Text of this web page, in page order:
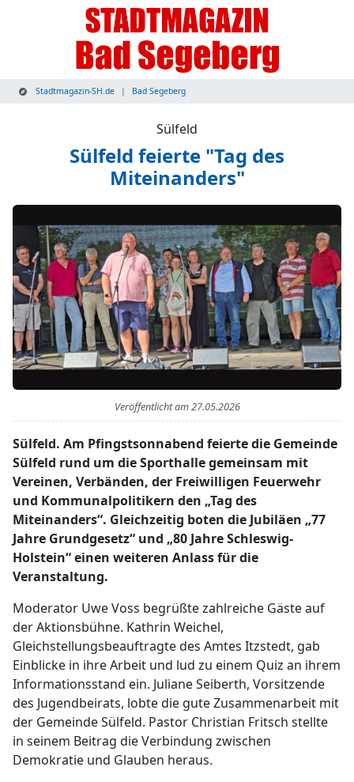
Stadtmagazin-SH.de Bad Segeberg
Sülfeld
Sülfeld feierte "Tag des
Miteinanders"
Veröffentlicht am27.05.2026
Sülfeld. Am Pfingstsonnabend feierte die Gemeinde
Sülfeld rund um die Sporthalle gemeinsam mit
Vereinen, Verbänden, der Freiwilligen Feuerwehr
und Kommunalpolitikern den „Tag des
Miteinanders“. Gleichzeitig boten die Jubiläen „77
Jahre Grundgesetz“ und „80 Jahre Schleswig-
Holstein“ einen weiteren Anlass für die
Veranstaltung.
Moderator Uwe Voss begrüßte zahlreiche Gäste auf
der Aktionsbühne. Kathrin Weichel,
Gleichstellungsbeauftragte des Amtes Itzstedt, gab
Einblicke in ihre Arbeit und lud zu einem Quiz an ihrem
Informationsstand ein. Juliane Seiberth, Vorsitzende
des Jugendbeirats, lobte die gute Zusammenarbeit mit
der Gemeinde Sülfeld. Pastor Christian Fritsch stellte
in seinem Beitrag die Verbindung zwischen
Demokratie und Glauben heraus.